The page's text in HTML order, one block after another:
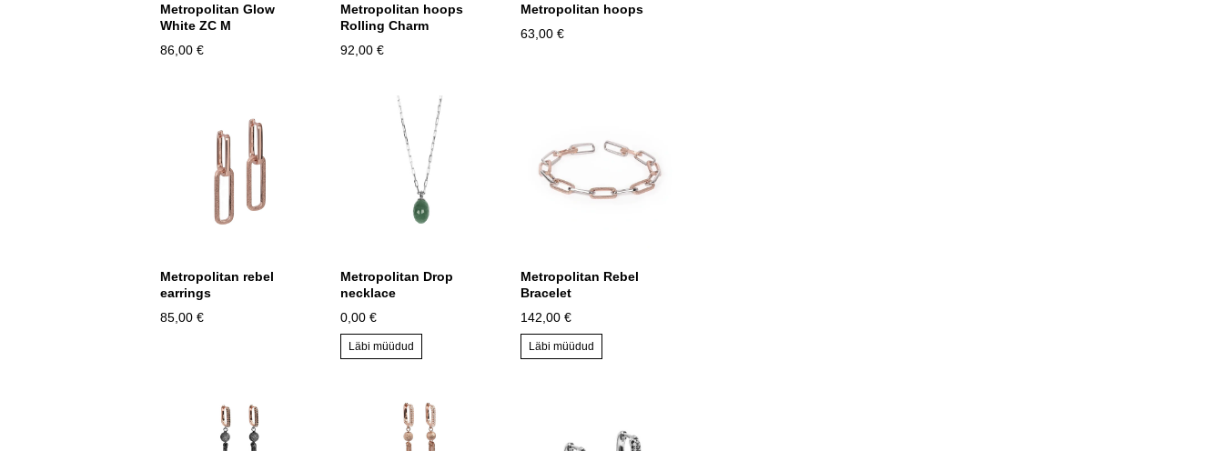
Metropolitan Glow
White ZC M
86,00 €
Metropolitan hoops
Rolling Charm
92,00 €
Metropolitan hoops
63,00 €
Metropolitan rebel
earrings
85,00 €
Metropolitan Drop
necklace
0,00 €
Läbi müüdud
Metropolitan Rebel
Bracelet
142,00 €
Läbi müüdud